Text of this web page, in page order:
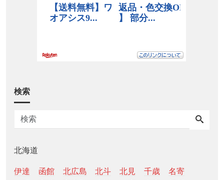
検索
北海道
伊達 函館 北広島 北斗 北見 千歳
名寄